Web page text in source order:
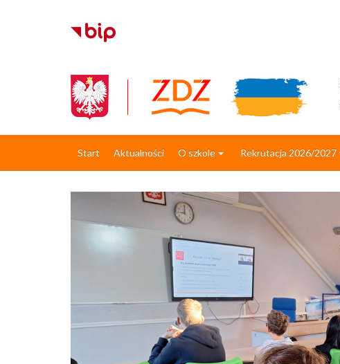
Start Aktualności O szkole Rekrutacja 2026/2027